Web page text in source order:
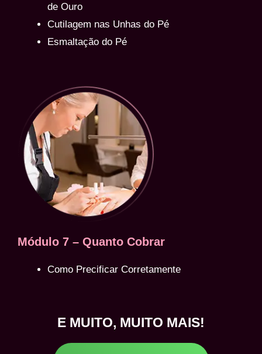
de Ouro
Cutilagem nas Unhas do Pé
Esmaltação do Pé
Módulo 7 – Quanto Cobrar
Como Precificar Corretamente
E MUITO, MUITO MAIS!